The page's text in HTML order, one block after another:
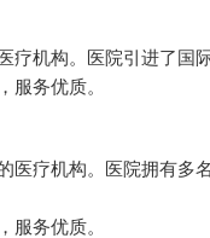
疗机构。医院引进了国
服务优质。
医疗机构。医院拥有多
服务优质。